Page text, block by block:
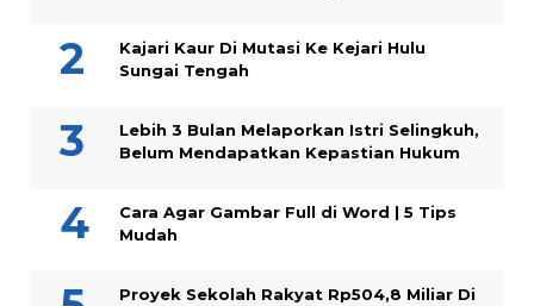
Kajari Kaur Di Mutasi Ke Kejari Hulu
Sungai Tengah
Lebih 3 Bulan Melaporkan Istri Selingkuh,
Belum Mendapatkan Kepastian Hukum
Cara Agar Gambar Full di Word | 5 Tips
Mudah
Proyek Sekolah Rakyat Rp504,8 Miliar Di